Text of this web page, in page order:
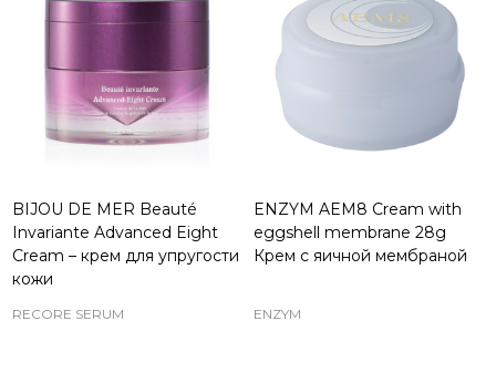
BIJOU DE MER Beauté
Invariante Advanced Eight
Cream – крем для упругости
кожи
RECORE SERUM
ENZYM AEM8 Cream with
eggshell membrane 28g
Крем с яичной мембраной
ENZYM